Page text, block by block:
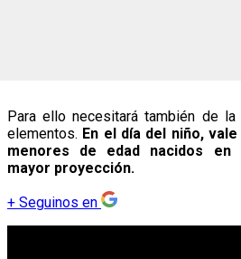
Para ello necesitará también de
elementos. En el día del niño,
menores de edad nacidos
mayor proyección.
+ Seguinos en